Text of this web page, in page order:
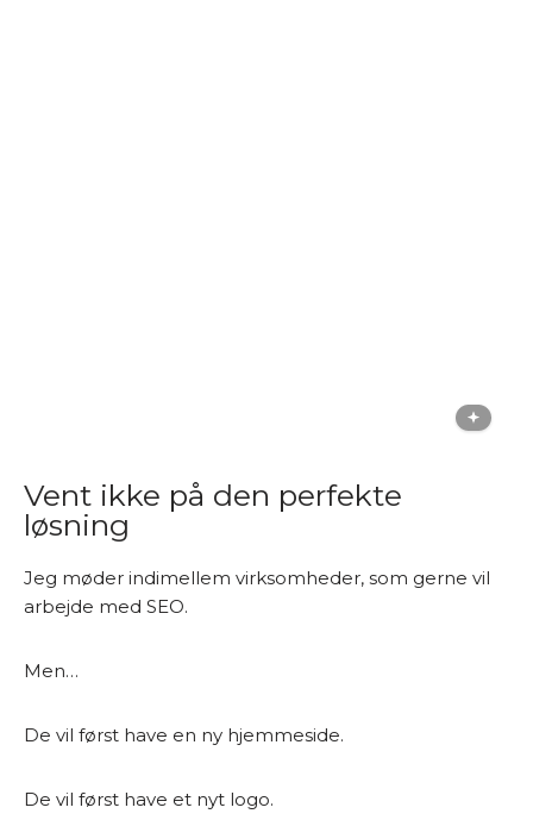
Vent ikke på den perfekte
løsning
Jeg møder indimellem virksomheder, som gerne vil
arbejde med SEO.
Men…
De vil først have en ny hjemmeside.
De vil først have et nyt logo.